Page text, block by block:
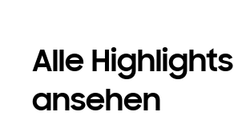
Alle Highlights
ansehen